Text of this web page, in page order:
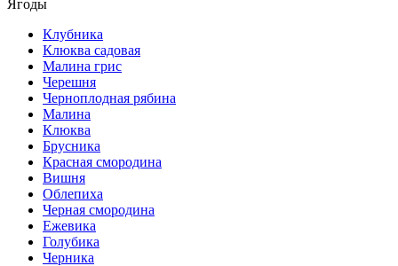
Ягоды
Клубника
Клюква садовая
Малина грис
Черешня
Черноплодная рябина
Малина
Клюква
Брусника
Красная смородина
Вишня
Облепиха
Черная смородина
Ежевика
Голубика
Черника